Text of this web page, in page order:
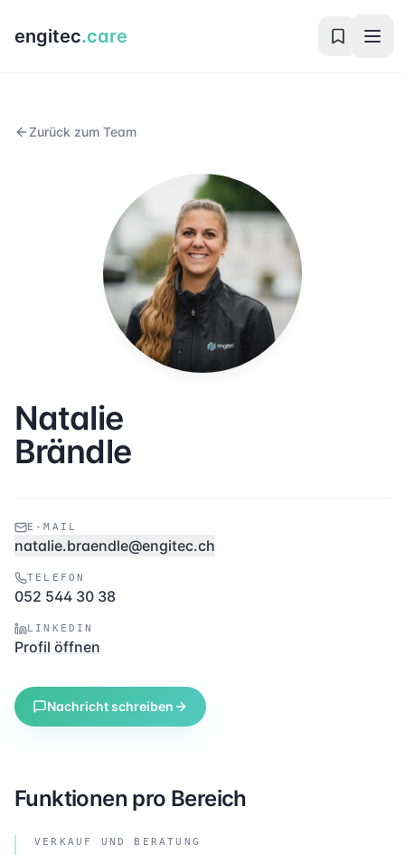
engitec.care
Zurück zum Team
Natalie
Brändle
E-MAIL
natalie.braendle@engitec.ch
TELEFON
052 544 30 38
LINKEDIN
Profil öffnen
Nachricht schreiben
Funktionen pro Bereich
VERKAUF UND BERATUNG